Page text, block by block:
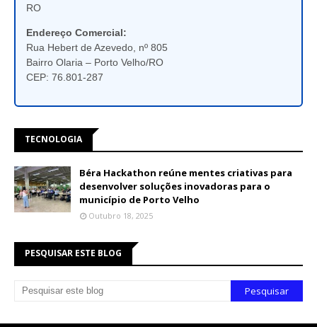
RO
Endereço Comercial:
Rua Hebert de Azevedo, nº 805
Bairro Olaria – Porto Velho/RO
CEP: 76.801-287
TECNOLOGIA
Béra Hackathon reúne mentes criativas para
desenvolver soluções inovadoras para o
município de Porto Velho
Outubro 18, 2025
PESQUISAR ESTE BLOG